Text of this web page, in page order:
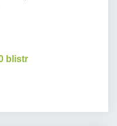
blistr